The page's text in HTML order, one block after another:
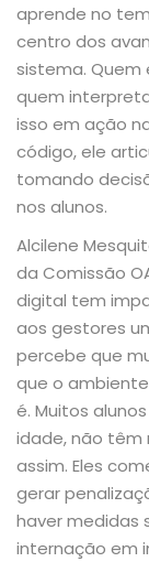
aprende no
centro dos
sistema. Quem
quem
isso em ação
código, ele
tomando
nos alunos.
Alcilene
da Comissão
digital tem
aos gestores
percebe que
que o
é. Muitos
idade, não têm
assim. Eles
gerar
haver medidas
internação em